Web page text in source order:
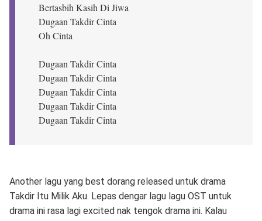
Bertasbih Kasih Di Jiwa
Dugaan Takdir Cinta
Oh Cinta
Dugaan Takdir Cinta
Dugaan Takdir Cinta
Dugaan Takdir Cinta
Dugaan Takdir Cinta
Dugaan Takdir Cinta
Another lagu yang best dorang released untuk drama
Takdir Itu Milik Aku. Lepas dengar lagu lagu OST untuk
drama ini rasa lagi excited nak tengok drama ini. Kalau